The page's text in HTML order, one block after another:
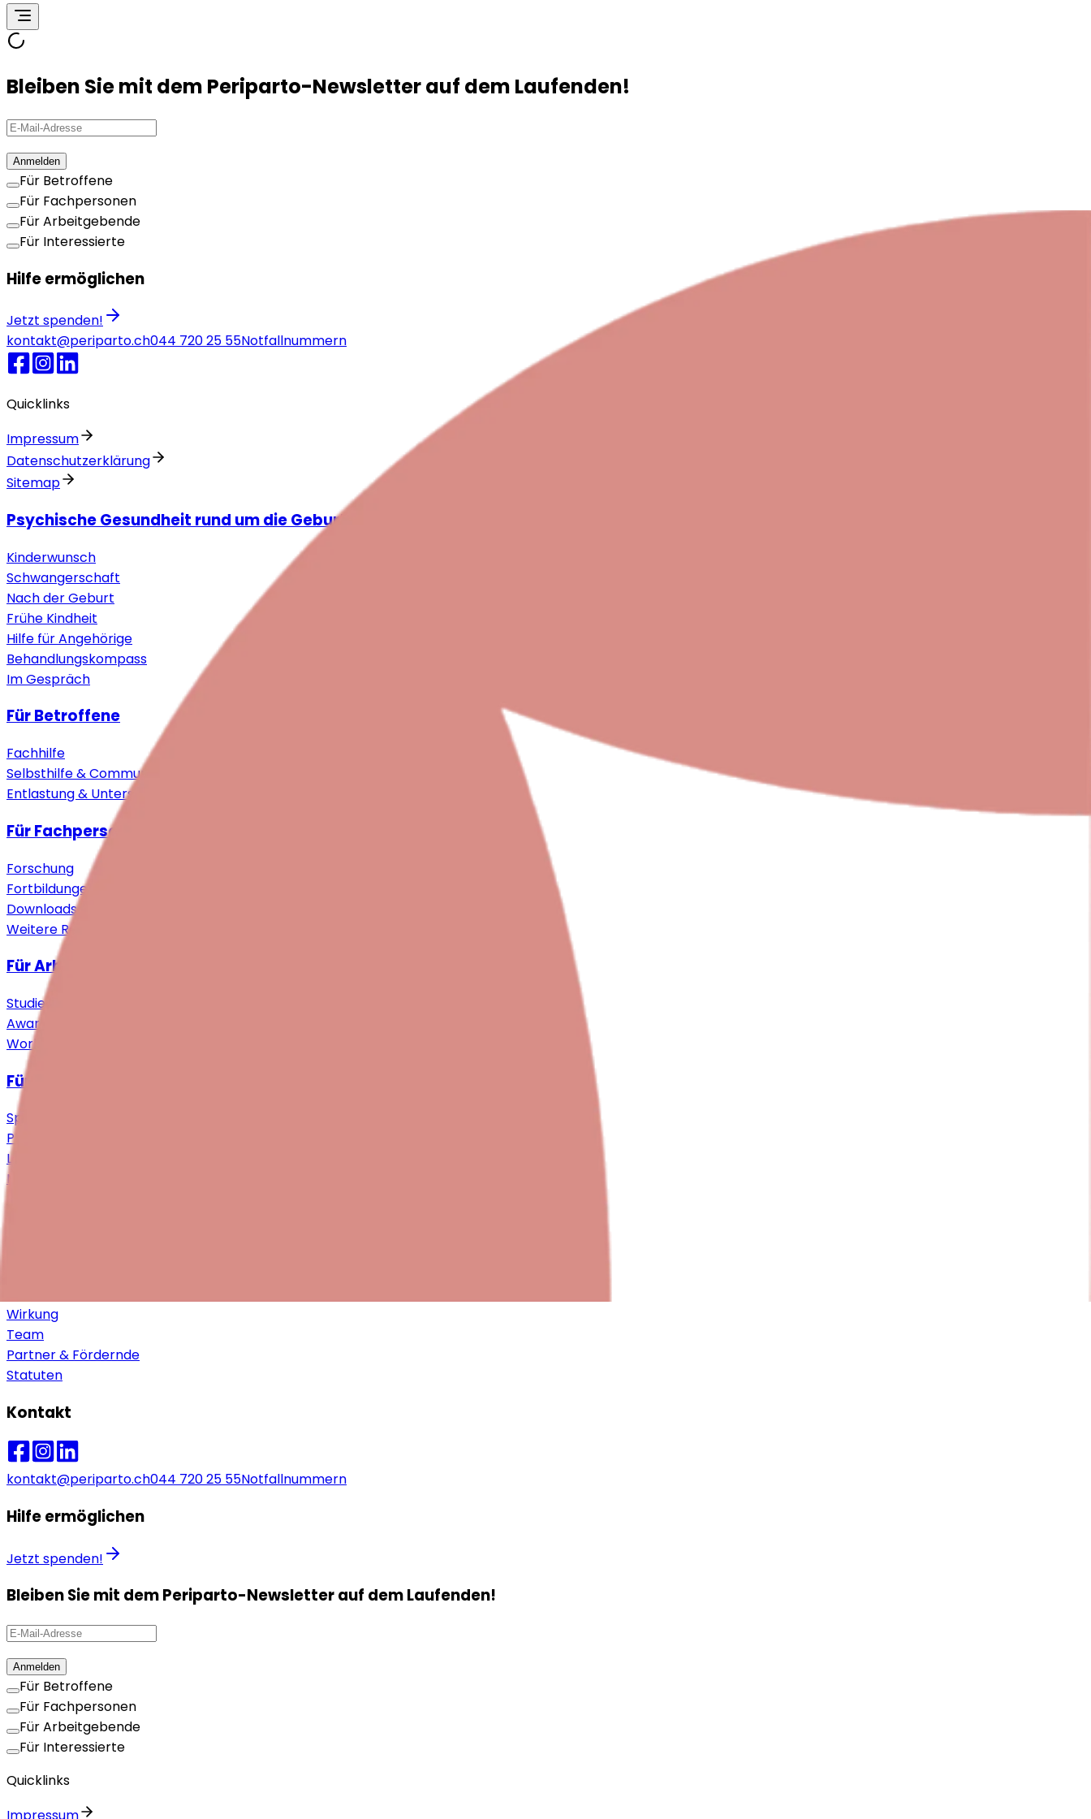
Bleiben Sie mit dem Periparto-Newsletter auf dem Laufenden!
Anmelden
Für Betroffene
Für Fachpersonen
Für Arbeitgebende
Für Interessierte
Hilfe ermöglichen
Jetzt spenden!
kontakt@periparto.ch044 720 25 55Notfallnummern
Quicklinks
Impressum
Datenschutzerklärung
Sitemap
Psychische Gesundheit rund um die Geburt
Kinderwunsch
Schwangerschaft
Nach der Geburt
Frühe Kindheit
Hilfe für Angehörige
Behandlungskompass
Im Gespräch
Für Betroffene
Fachhilfe
Selbsthilfe & Community
Entlastung & Unterstützung
Für Fachpersonen
Forschung
Fortbildungen
Downloads
Weitere Ressourcen
Für Arbeitgebende
Studie
Awareness Events
Workshops
Für Engagierte
Spenden
Philanthropie & Partnerschaften
Legate & Erbschaften
Mitglied werden
Wirkung
Team
Partner & Fördernde
Statuten
Kontakt
kontakt@periparto.ch044 720 25 55Notfallnummern
Hilfe ermöglichen
Jetzt spenden!
Bleiben Sie mit dem Periparto-Newsletter auf dem Laufenden!
Anmelden
Für Betroffene
Für Fachpersonen
Für Arbeitgebende
Für Interessierte
Quicklinks